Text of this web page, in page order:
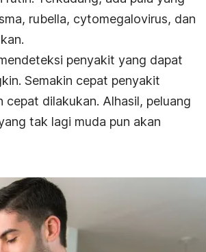
rubella, cytomegalovirus, dan
penyakit yang dapat
Semakin cepat penyakit
cepat dilakukan. Alhasil, peluang
tak lagi muda pun akan